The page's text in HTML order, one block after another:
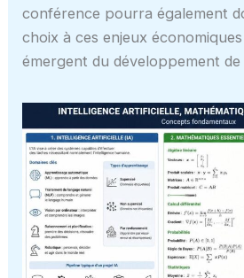
conférence pourra également
choix à ces enjeux
émergent du développement de